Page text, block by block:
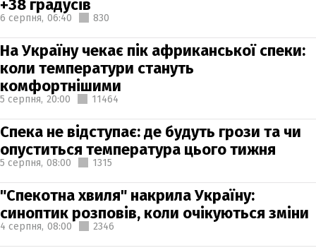
+38 градусів
6 серпня, 06:40 830
На Україну чекає пік африканської спеки:
коли температури стануть
комфортнішими
5 серпня, 20:00 11464
Спека не відступає: де будуть грози та чи
опуститься температура цього тижня
5 серпня, 08:00 1315
"Спекотна хвиля" накрила Україну:
синоптик розповів, коли очікуються зміни
4 серпня, 08:00 2346